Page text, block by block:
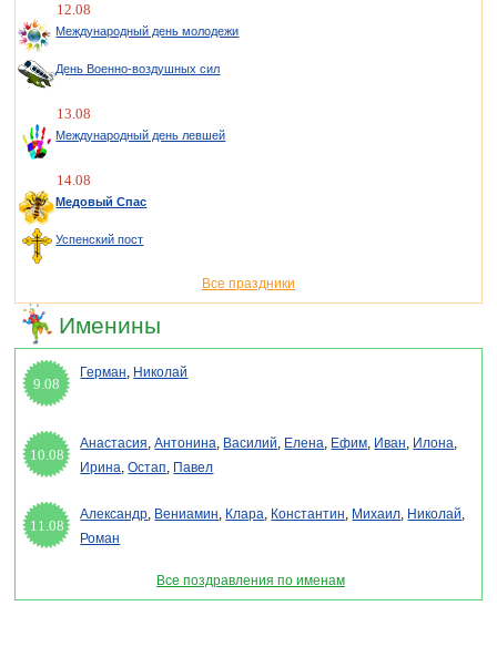
12.08
Международный день молодежи
День Военно-воздушных сил
13.08
Международный день левшей
14.08
Медовый Спас
Успенский пост
Все праздники
Именины
9.08
Герман, Николай
10.08
Анастасия,Антонина, Василий, Елена, Ефим, Иван, Илона,
Ирина,Остап, Павел
11.08
Александр, Вениамин, Клара, Константин, Михаил, Николай,
Роман
Все поздравления по именам